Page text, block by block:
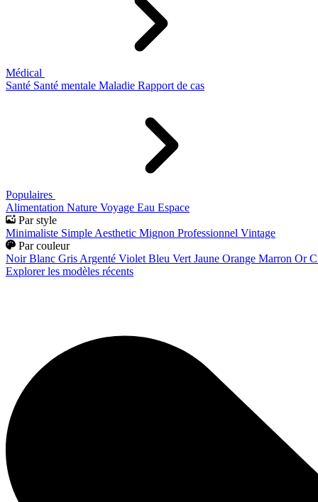
Médical
Santé Santé mentale Maladie Rapport de cas
Populaires
Alimentation Nature Voyage Eau Espace
Par style
Minimaliste Simple Aesthetic Mignon Professionnel Vintage
Par couleur
Noir Blanc Gris Argenté Violet Bleu Vert Jaune Orange Marron Or
Explorer les modèles récents